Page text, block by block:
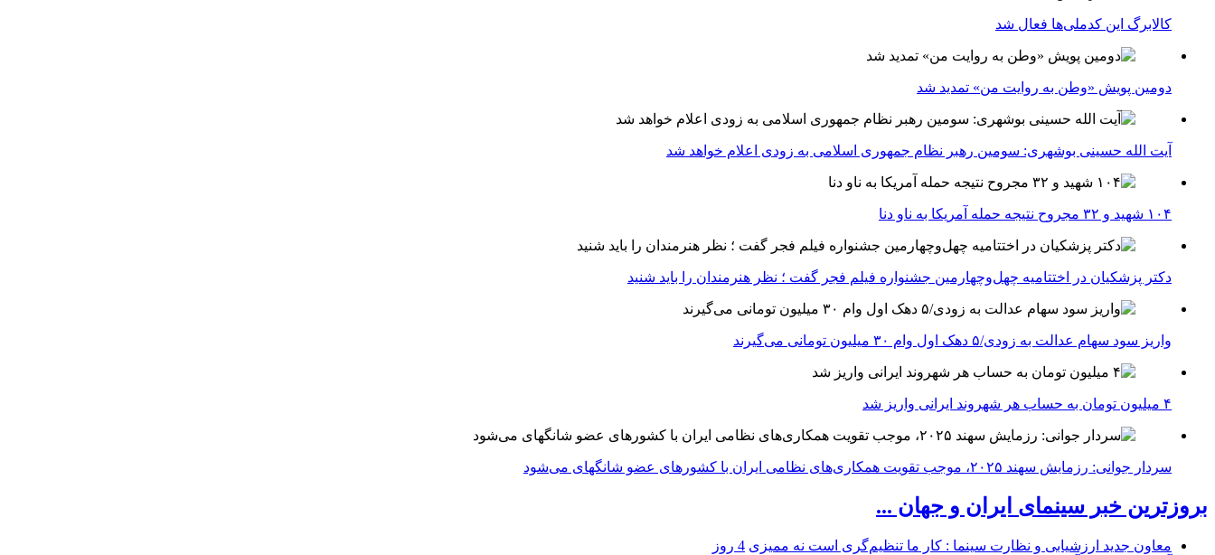
کالابرگ این کدملی‌ها فعال شد
دومین پویش «وطن به روایت من» تمدید شد
آیت الله حسینی بوشهری: سومین رهبر نظام جمهوری اسلامی به زودی اعلام خواهد شد
۱۰۴ شهید و ۳۲ مجروح نتیجه حمله آمریکا به ناو دنا
دکتر پزشکیان در اختتامیه چهل‌وچهارمین جشنواره فیلم فجر گفت ؛ نظر هنرمندان را باید شنید
واریز سود سهام عدالت به زودی/۵ دهک اول وام ۳۰ میلیون تومانی می‌گیرند
۴ میلیون تومان به حساب هر شهروند ایرانی واریز شد
سردار جوانی: رزمایش سهند ۲۰۲۵، موجب تقویت همکاری‌های نظامی ایران با کشور‌های عضو شانگهای می‌شود
بروزترین خبر سینمای ایران و جهان ...
معاون جدید ارزشیابی و نظارت سینما : کار ما تنظیم‌گری است نه ممیزی 4 روز